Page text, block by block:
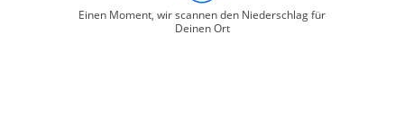
Einen Moment, wir scannen den Niederschlag für
Deinen Ort